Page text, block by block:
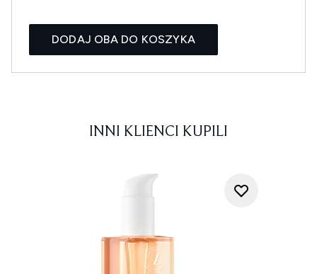
DODAJ OBA DO KOSZYKA
INNI KLIENCI KUPILI